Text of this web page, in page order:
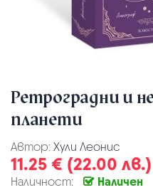
Ретроградни и
планети
Автор: Хули Леонис
11.25 € (22.00 лв.)
Наличност: Наличен